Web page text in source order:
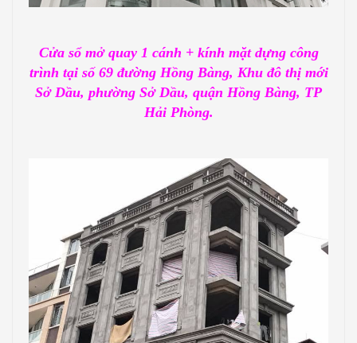
Cửa sổ mở quay 1 cánh + kính mặt dựng công
trình tại số 69 đường Hồng Bàng, Khu đô thị mới
Sở Dầu, phường Sở Dầu, quận Hồng Bàng, TP
Hải Phòng.